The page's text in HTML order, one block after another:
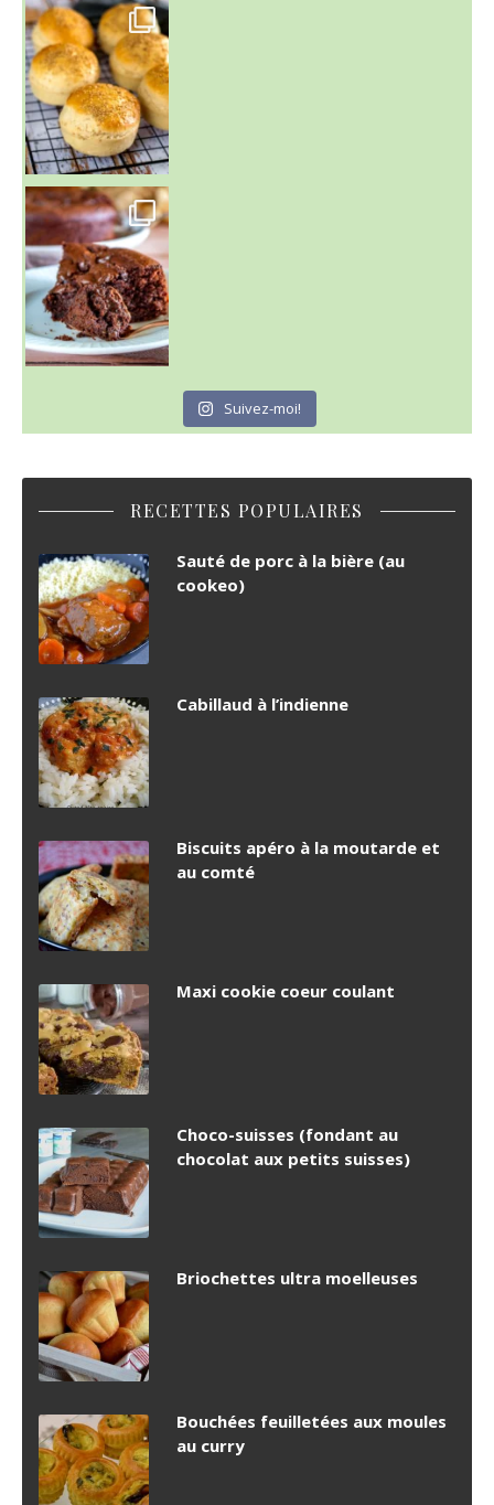
~ BUNS MAISON ~
Un peu de boulange par ici au
~ GÂTEAU FONDANT CHOCO NOISETTE ~
C'est lundi
Suivez-moi!
RECETTES POPULAIRES
Sauté de porc à la bière (au
cookeo)
Cabillaud à l’indienne
Biscuits apéro à la moutarde et
au comté
Maxi cookie coeur coulant
Choco-suisses (fondant au
chocolat aux petits suisses)
Briochettes ultra moelleuses
Bouchées feuilletées aux moules
au curry